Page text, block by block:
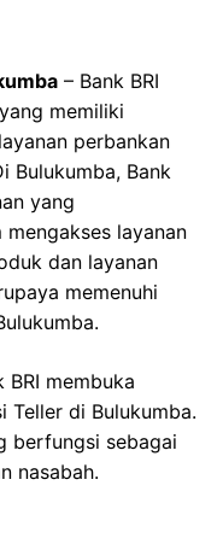
– Bank BRI
memiliki
perbankan
Bulukumba, Bank
yang
layanan
dan layanan
memenuhi
membuka
Teller di Bulukumba.
berfungsi sebagai
nasabah.